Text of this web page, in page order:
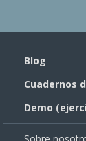
Blog
Cuadernos
Demo